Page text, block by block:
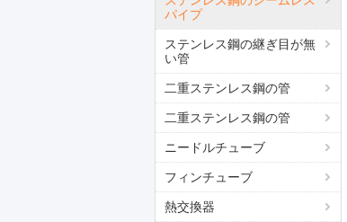
パイプ
ステンレス鋼の継ぎ目が無
い管
二重ステンレス鋼の管
二重ステンレス鋼の管
ニードルチューブ
フィンチューブ
熱交換器